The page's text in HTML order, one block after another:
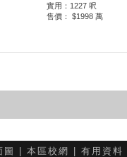
圖 本區校網 有用資料